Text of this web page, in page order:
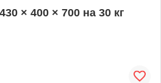
× 400 × 700 на 30 кг